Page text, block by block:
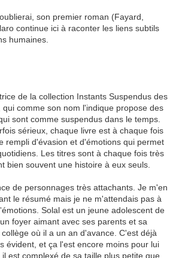
son premier roman (Fayard,
continue ici à raconter les liens subtils
humaines.
de la collection Instants Suspendus des
comme son nom l'indique propose des
sont comme suspendus dans le temps.
sérieux, chaque livre est à chaque fois
rempli d'évasion et d'émotions qui permet
Les titres sont à chaque fois très
bien souvent une histoire à eux seuls.
de personnages très attachants. Je m'en
le résumé mais je ne m'attendais pas à
Solal est un jeune adolescent de
foyer aimant avec ses parents et sa
où il a un an d'avance. C'est déjà
évident, et ça l'est encore moins pour lui
est complexé de sa taille plus petite que